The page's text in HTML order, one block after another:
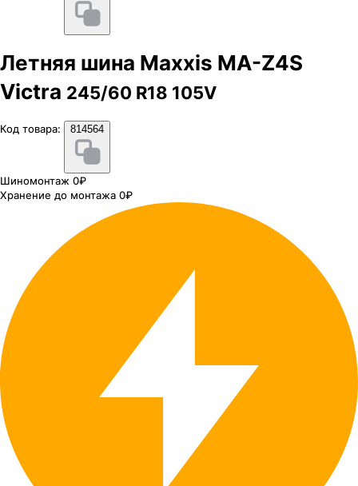
Летняя шина Maxxis MA-Z4S
Victra 245/60 R18 105V
Код товара: 814564
Шиномонтаж 0₽
Хранение до монтажа 0₽